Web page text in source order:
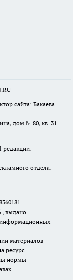
сайта: Бакаева
дом № 80, кв. 31
редакции:
отдела:
выдано
информационных
материалов
ресурс
нормы